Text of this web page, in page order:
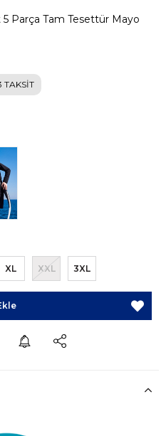
Parça Tam Tesettür Mayo
TAKSİT
XL XXL 3XL